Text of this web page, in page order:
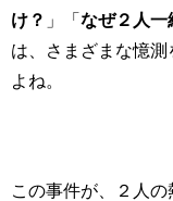
け？ 」「なぜ２人一
は、さまざまな憶
よね。
この事件が、２人